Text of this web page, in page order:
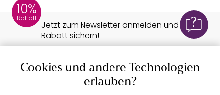
10%
Rabatt
Jetzt zum Newsletter anmelden und 10%
Rabatt sichern!
Cookies und andere Technologien
erlauben?